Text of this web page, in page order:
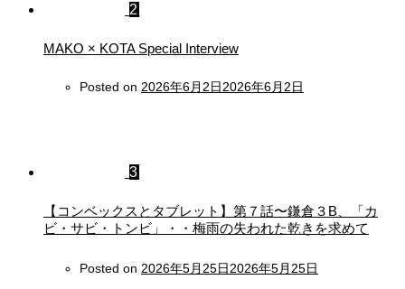
2
MAKO × KOTA Special Interview
Posted on 2026年6月2日2026年6月2日
3
【コンベックスとタブレット】第７話〜鎌倉３B、「カ
ビ・サビ・トンビ」・・梅雨の失われた乾きを求めて
Posted on 2026年5月25日2026年5月25日